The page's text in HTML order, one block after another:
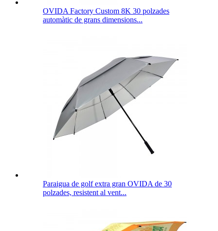
OVIDA Factory Custom 8K 30 polzades
automàtic de grans dimensions...
Paraigua de golf extra gran OVIDA de 30
polzades, resistent al vent...